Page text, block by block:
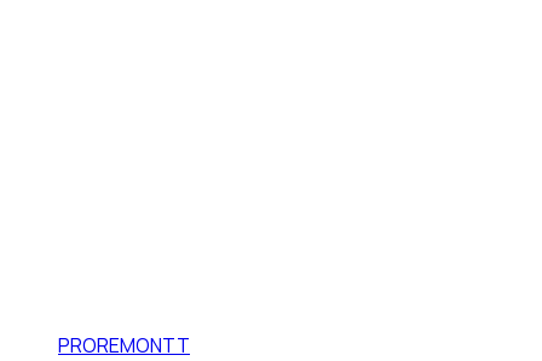
PROREMONTT